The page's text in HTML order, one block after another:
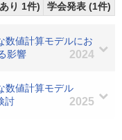
り 1件) 学会発表 (1件)
数値計算モデルにお
影響
2024
数値計算モデル
討
2025